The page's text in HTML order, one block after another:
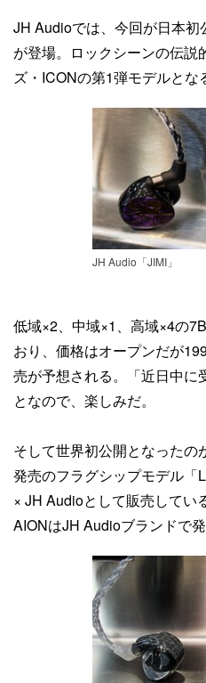
JH Audioでは、今回が日本初
が登場。ロックシーンの伝説
ズ・ICONの第1弾モデルとな
JH Audio「JIMI」
低域×2、中域×1、高域×4の
おり、価格はオープンだが
売が予想される。「近日中に
となので、楽しみだ。
そして世界初公開となった
発売のフラグシップモデル「
× JH Audioとして販売してい
AIONはJH Audioブランドで発